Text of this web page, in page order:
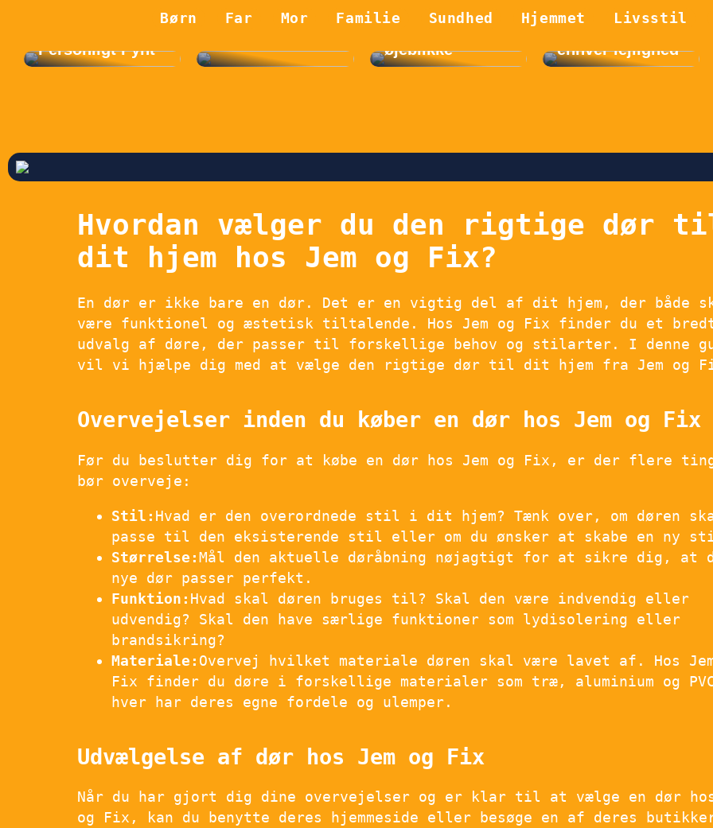
Børn Far Mor Familie Sundhed Hjemmet Livsstil
Personligt Pynt
til at fange
øjeblikke
Sådan styler du
enhver lejlighed
Hvordan vælger du den rigtige dør
dit hjem hos Jem og Fix?
En dør er ikke bare en dør. Det er en vigtig del af dit hjem, der både
være funktionel og æstetisk tiltalende. Hos Jem og Fix finder du et
udvalg af døre, der passer til forskellige behov og stilarter. I denne
vil vi hjælpe dig med at vælge den rigtige dør til dit hjem fra Jem og
Overvejelser inden du køber en dør hos Jem og Fix
Før du beslutter dig for at købe en dør hos Jem og Fix, er der flere
bør overveje:
Stil: Hvad er den overordnede stil i dit hjem? Tænk over, om døren
passe til den eksisterende stil eller om du ønsker at skabe en ny
Størrelse:Mål den aktuelle døråbning nøjagtigt for at sikre dig, at
nye dør passer perfekt.
Funktion: Hvad skal døren bruges til? Skal den være indvendig eller
udvendig? Skal den have særlige funktioner som lydisolering eller
brandsikring?
Materiale: Overvej hvilket materiale døren skal være lavet af. Hos
Fix finder du døre i forskellige materialer som træ, aluminium og
hver har deres egne fordele og ulemper.
Udvælgelse af dør hos Jem og Fix
Når du har gjort dig dine overvejelser og er klar til at vælge en dør hos
og Fix, kan du benytte deres hjemmeside eller besøge en af deres